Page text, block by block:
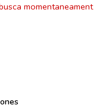
momentaneament